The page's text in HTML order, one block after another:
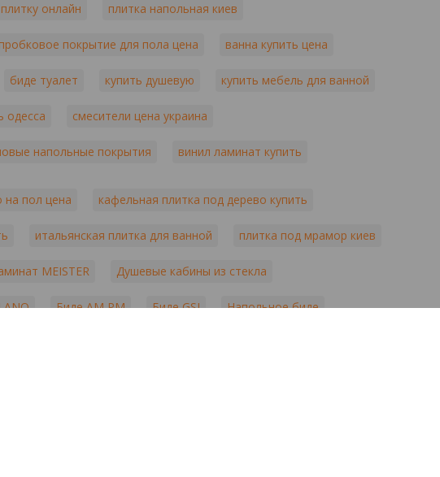
онлайн плитка напольная киев
пробковое покрытие для пола цена ванна купить цена
биде туалет купить душевую купить мебель для ванной
одесса смесители цена украина
напольные покрытия винил ламинат купить
на пол цена кафельная плитка под дерево купить
итальянская плитка для ванной плитка под мрамор киев
MEISTER Душевые кабины из стекла
Биде AM PM Биде GSI Напольное биде